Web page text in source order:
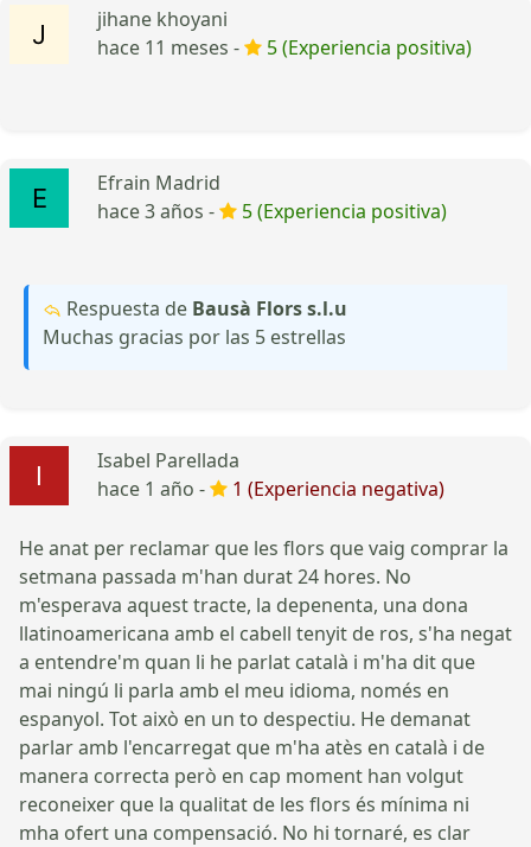
jihane khoyani
hace 11 meses -
5 (Experiencia positiva)
Efrain Madrid
hace 3 años -
5 (Experiencia positiva)
Respuesta de Bausà Flors s.l.u
Muchas gracias por las 5 estrellas
Isabel Parellada
hace 1 año -
1 (Experiencia negativa)
He anat per reclamar que les flors que vaig comprar la
setmana passada m'han durat 24 hores. No
m'esperava aquest tracte, la depenenta, una dona
llatinoamericana amb el cabell tenyit de ros, s'ha negat
a entendre'm quan li he parlat català i m'ha dit que
mai ningú li parla amb el meu idioma, només en
espanyol. Tot això en un to despectiu. He demanat
parlar amb l'encarregat que m'ha atès en català i de
manera correcta però en cap moment han volgut
reconeixer que la qualitat de les flors és mínima ni
mha ofert una compensació. No hi tornaré, es clar